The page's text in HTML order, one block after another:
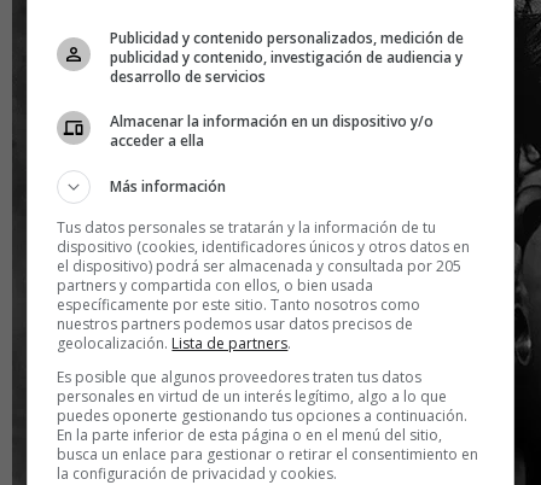
Publicidad y contenido personalizados, medición de
publicidad y contenido, investigación de audiencia y
desarrollo de servicios
Almacenar la información en un dispositivo y/o
acceder a ella
Más información
Tus datos personales se tratarán y la información de tu
dispositivo (cookies, identificadores únicos y otros datos en
el dispositivo) podrá ser almacenada y consultada por 205
partners y compartida con ellos, o bien usada
específicamente por este sitio. Tanto nosotros como
nuestros partners podemos usar datos precisos de
geolocalización. Lista de partners.
Es posible que algunos proveedores traten tus datos
personales en virtud de un interés legítimo, algo a lo que
puedes oponerte gestionando tus opciones a continuación.
En la parte inferior de esta página o en el menú del sitio,
busca un enlace para gestionar o retirar el consentimiento en
la configuración de privacidad y cookies.